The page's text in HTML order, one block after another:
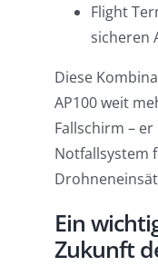
Flight
sicheren
Diese
AP100 weit
Fallschirm –
Notfallsystem
Ein
Zukunft